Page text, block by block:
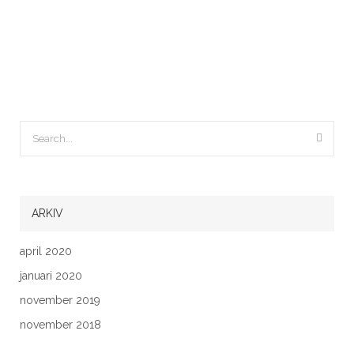
ARKIV
april 2020
januari 2020
november 2019
november 2018